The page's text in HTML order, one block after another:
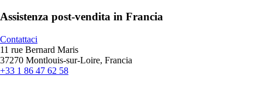
Assistenza post-vendita in Francia
Contattaci
11 rue Bernard Maris
37270 Montlouis-sur-Loire, Francia
+33 1 86 47 62 58